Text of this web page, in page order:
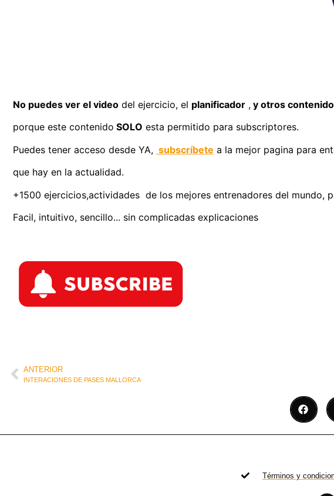
No puedes ver el video del ejercicio, el planificador , y otros
porque este contenido SOLO esta permitido para subscriptores.
Puedes tener acceso desde YA, subscríbete a la mejor pagina para
que hay en la actualidad.
+1500 ejercicios,actividades de los mejores entrenadores del mundo,
Facil, intuitivo, sencillo... sin complicadas explicaciones
ANTERIOR
INTERACIONES DE PASES MALLORCA
Términos y